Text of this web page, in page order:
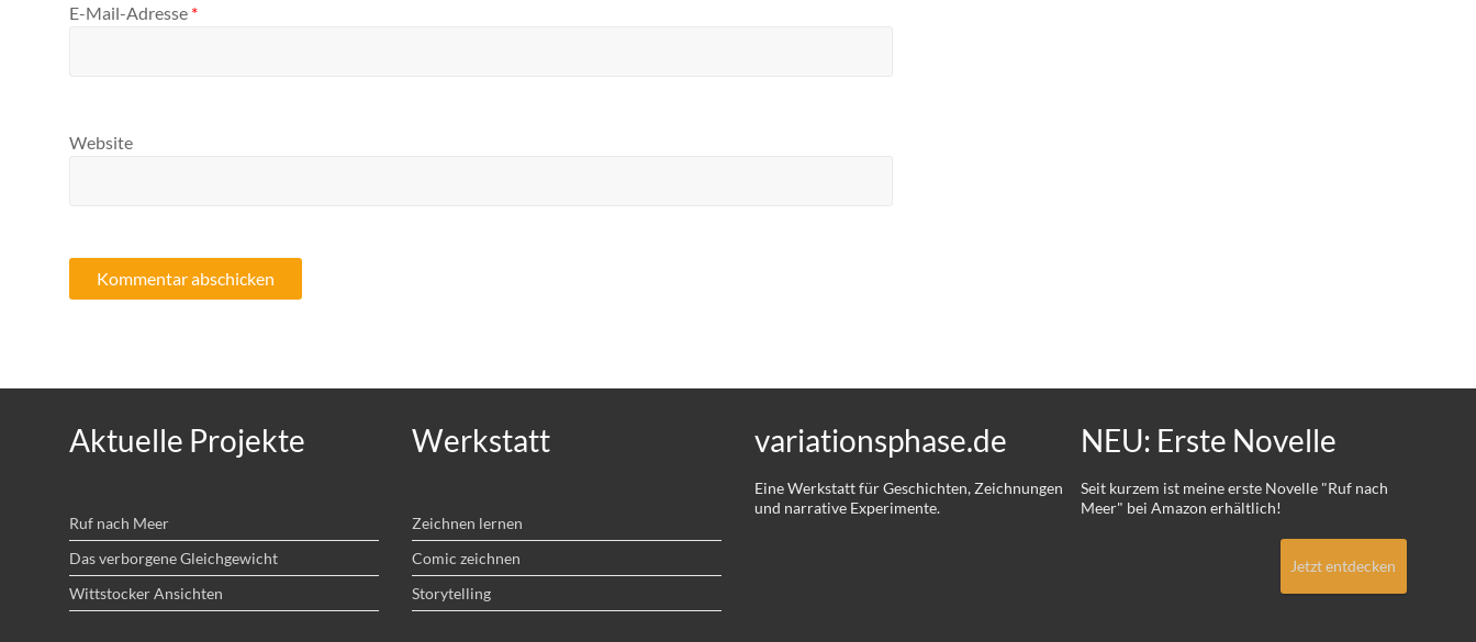
E-Mail-Adresse *
Website
Aktuelle Projekte
Ruf nach Meer
Das verborgene Gleichgewicht
Wittstocker Ansichten
Werkstatt
Zeichnen lernen
Comic zeichnen
Storytelling
variationsphase.de
Eine Werkstatt für Geschichten, Zeichnungen
und narrative Experimente.
NEU: Erste Novelle
Seit kurzem ist meine erste Novelle "Ruf nach
Meer" bei Amazon erhältlich!
Jetzt entdecken